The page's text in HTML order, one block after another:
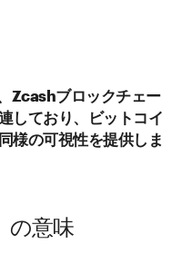
Zcashブロックチェー
しており、ビットコイ
様の可視性を提供しま
の意味